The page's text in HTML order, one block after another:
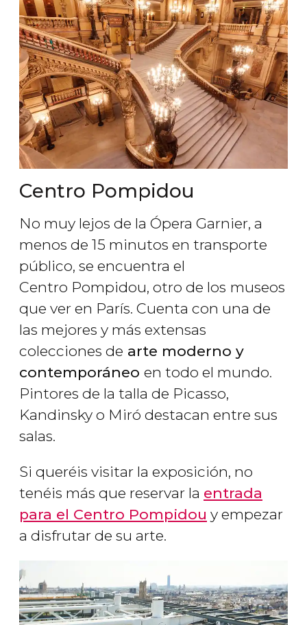
Centro Pompidou
No muy lejos de la Ópera Garnier, a
menos de 15 minutos en transporte
público, se encuentra el
Centro Pompidou, otro de los museos
que ver en París. Cuenta con una de
las mejores y más extensas
colecciones de arte moderno y
contemporáneo en todo el mundo.
Pintores de la talla de Picasso,
Kandinsky o Miró destacan entre sus
salas.
Si queréis visitar la exposición, no
tenéis más que reservar la entrada
para el Centro Pompidou y empezar
a disfrutar de su arte.